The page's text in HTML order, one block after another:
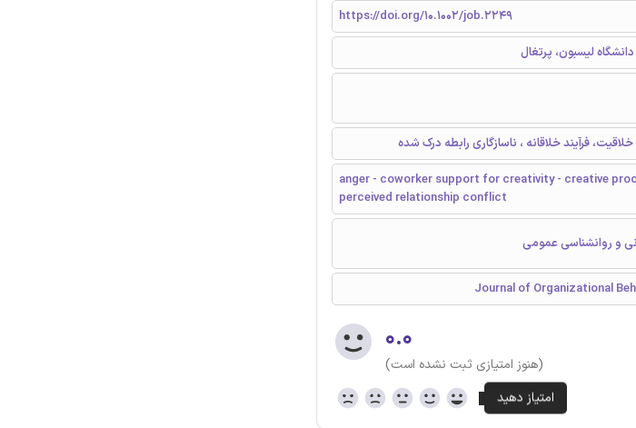
https://doi.org/10.1002/job.2249
لیسبون، پرتغال
فرآیند خلاقانه ، ناسازگاری رابطه درک شده
anger - coworker support for creativity - creative
perceived relationship conflict
و روانشناسی عمومی
۰.۰
(هنوز امتیازی ثبت نشده است)